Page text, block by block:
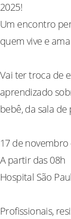
2025!
Um encontro
quem vive e
Vai ter troca de
aprendizado
bebê, da sala
17 de novembro
A partir das 08h
Hospital São
Profissionais,